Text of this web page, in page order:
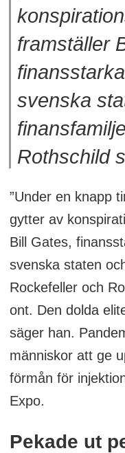
framställer
svenska
Rothschild
”Under en knapp
gytter av
Bill Gates,
svenska staten
Rockefeller och
ont. Den dolda
säger han.
människor att ge
förmån för
Expo.
Pekade ut